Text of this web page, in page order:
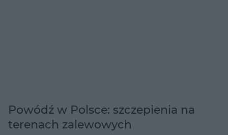
Powódź w Polsce: szczepienia na
terenach zalewowych